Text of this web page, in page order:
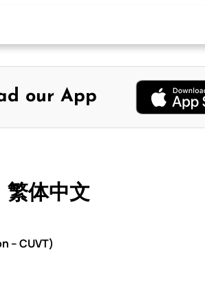
our App
繁体中文
– CUVT)